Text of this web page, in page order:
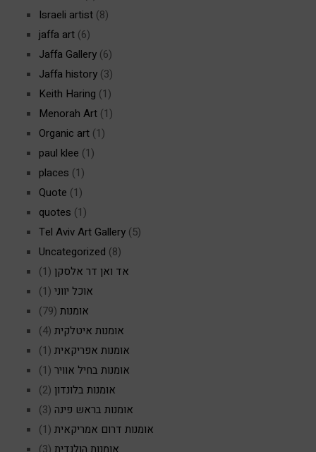
Israeli artist (8)
jaffa art (6)
Jaffa Gallery (6)
Jaffa history (3)
Keith Haring (1)
Menorah Art (1)
Organic art (1)
paul klee (1)
places (1)
Quote (1)
quotes (1)
Tel Aviv Art Gallery (5)
Uncategorized (8)
אד ואן דר אלסקן (1)
אוכל יווני (1)
אומנות (79)
אומנות איטלקית (4)
אומנות אפריקאית (1)
אומנות בחיל אוויר (1)
אומנות בלונדון (2)
אומנות בראש פינה (3)
אומנות דרום אמריקאית (1)